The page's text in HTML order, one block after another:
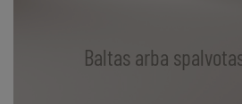
Baltas arba